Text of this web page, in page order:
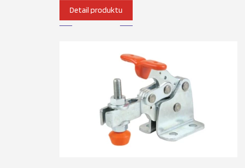
Detail produktu